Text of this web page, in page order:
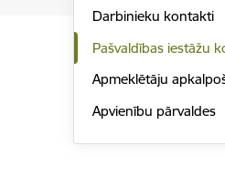
Darbinieku kontakti
Pašvaldības iestāžu
Apmeklētāju
Apvienību pārvaldes